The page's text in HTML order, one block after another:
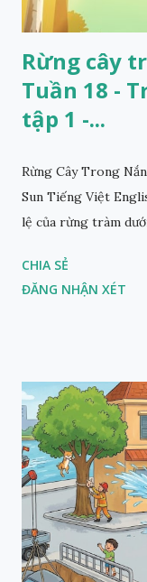
Rừng cây
Tuần 18 -
tập 1 -...
Rừng Cây Trong
Sun Tiếng Việt
lệ của rừng tràm
CHIA SẺ
ĐĂNG NHẬN XÉT